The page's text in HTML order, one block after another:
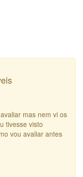
mas nem vi os
tivesse visto
vou avaliar antes